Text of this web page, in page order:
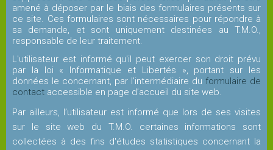
Jouer
Tournois
Entreprises
MEDIA
amené à déposer par le biais des formulaires présents sur
ce site. Ces formulaires sont nécessaires pour répondre à
sa demande, et sont uniquement destinées au T.M.O.,
responsable de leur traitement.
L'utilisateur est informé qu'il peut exercer son droit prévu
par la loi « Informatique et Libertés », portant sur les
données le concernant, par l'intermédiaire du formulaire de
contact accessible en page d’accueil du site web.
Par ailleurs, l’utilisateur est informé que lors de ses visites
sur le site web du T.M.O. certaines informations sont
collectées à des fins d'études statistiques concernant la